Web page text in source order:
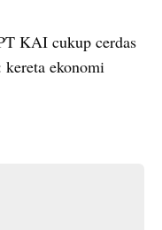
KAI cukup cerdas
ekonomi